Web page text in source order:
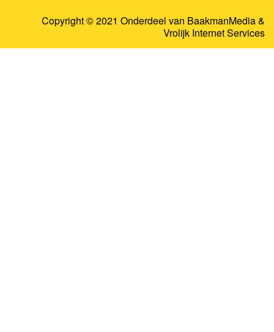
Copyright © 2021 Onderdeel van BaakmanMedia&
Vrolijk Internet Services